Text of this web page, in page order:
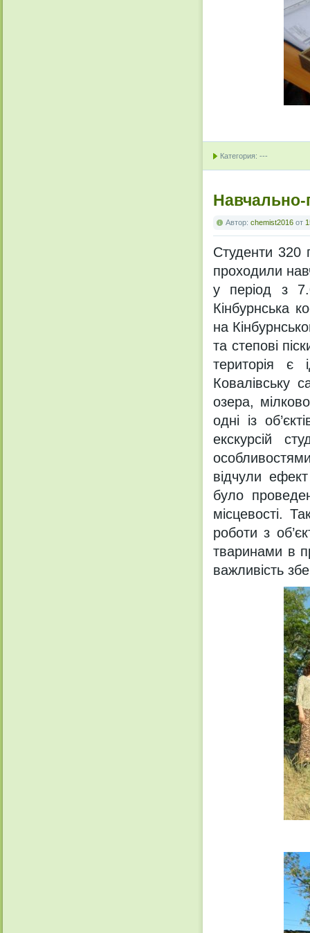
Категория: ---
Навчально-
Автор: chemist2016 от
Студенти 320
проходили
у період з
Кінбурнська
на
та степові
територія є
Ковалівську
озера,
одні із
екскурсій
відчули
було
місцевості.
роботи з
тваринами в
важливість